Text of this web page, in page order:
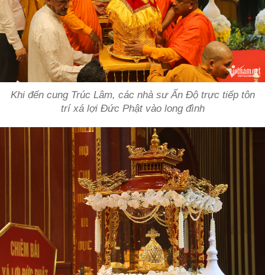
Khi đến cung Trúc Lâm, các nhà sư Ấn Độ trực tiếp tôn
trí xá lợi Đức Phật vào long đình